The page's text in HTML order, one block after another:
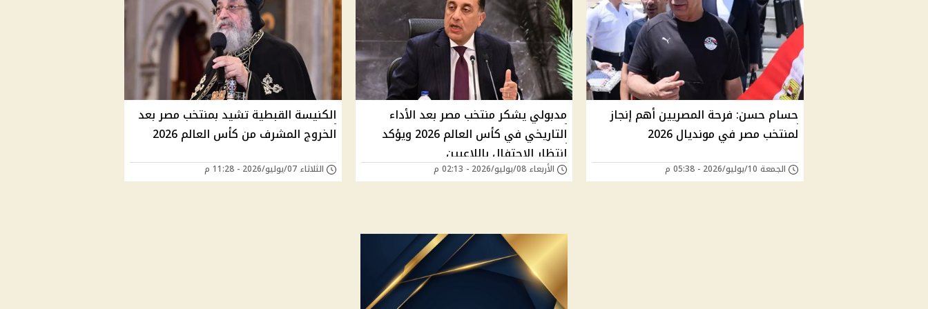
حسام حسن: فرحة المصريين أهم إنجاز
لمنتخب مصر في مونديال 2026
الجمعة 10/يوليو/2026 - 05:38 م
مدبولي يشكر منتخب مصر بعد الأداء
التاريخي في كأس العالم 2026 ويؤكد
انتظار الاحتفال باللاعبين
الأربعاء 08/يوليو/2026 - 02:13 م
الكنيسة القبطية تشيد بمنتخب مصر بعد
الخروج المشرف من كأس العالم 2026
الثلاثاء 07/يوليو/2026 - 11:28 م